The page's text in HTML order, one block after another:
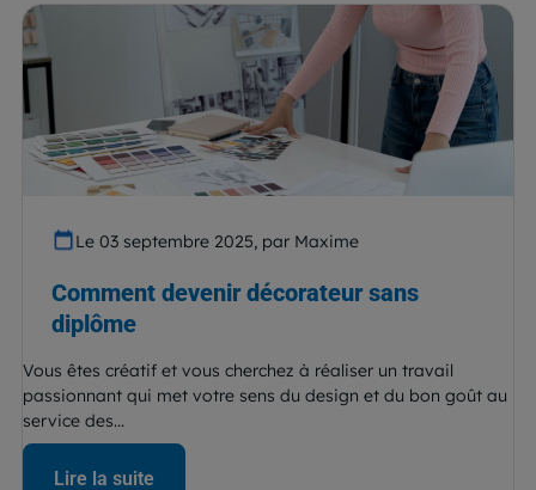
Le 03 septembre 2025, par Maxime
Comment devenir décorateur sans
diplôme
Vous êtes créatif et vous cherchez à réaliser un travail
passionnant qui met votre sens du design et du bon goût au
service des...
Lire la suite